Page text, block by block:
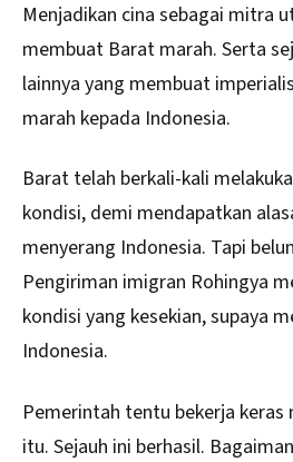
Menjadikan cina sebagai mitra
membuat Barat marah. Serta
lainnya yang membuat
marah kepada Indonesia.
Barat telah berkali-kali
kondisi, demi mendapatkan
menyerang Indonesia. Tapi
Pengiriman imigran Rohingya
kondisi yang kesekian, supaya
Indonesia.
Pemerintah tentu bekerja keras
itu. Sejauh ini berhasil.